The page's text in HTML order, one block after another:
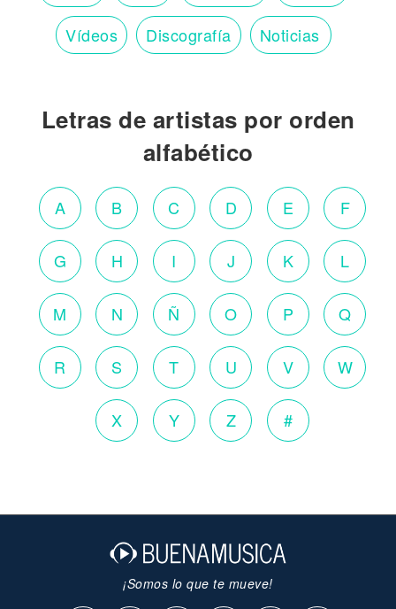
Vídeos Discografía Noticias
Letras de artistas por orden
alfabético
A B C D E F
G H I J K L
M N Ñ O P Q
R S T U V W
X Y Z #
¡Somos lo que te mueve!